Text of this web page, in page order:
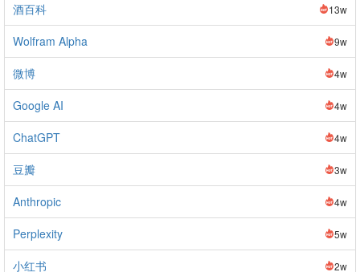
酒百科 13w
Wolfram Alpha 9w
微博 4w
Google AI 4w
ChatGPT 4w
豆瓣 3w
Anthropic 4w
Perplexity 5w
小红书 2w